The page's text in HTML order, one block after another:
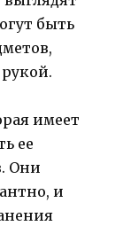
быть
имеет
ее
Они
и